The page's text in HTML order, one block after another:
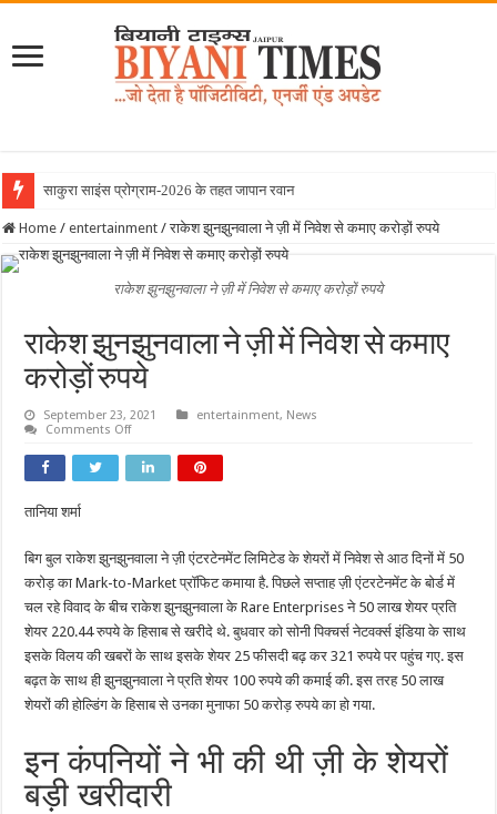
साकुरा साइंस प्रोग्राम-2026 के तहत जापान रवाना हुई बियानी ग
Home / entertainment / राकेश झुनझुनवाला ने ज़ी में निवेश से कमाए करोड़ों रुपये
राकेश झुनझुनवाला ने ज़ी में निवेश से कमाए करोड़ों रुपये
राकेश झुनझुनवाला ने ज़ी में निवेश से कमाए
करोड़ों रुपये
September 23, 2021 entertainment, News
Comments Offon
झुनझुनवाला
ज़ी
करोड़ों
तानिया शर्मा
बिग बुल राकेश झुनझुनवाला ने ज़ी एंटरटेनमेंट लिमिटेड के शेयरों में निवेश से आठ दिनों में 50
करोड़ का Mark-to-Market प्रॉफिट कमाया है. पिछले सप्ताह ज़ी एंटरटेनमेंट के बोर्ड में
चल रहे विवाद के बीच राकेश झुनझुनवाला के Rare Enterprises ने 50 लाख शेयर प्रति
शेयर 220.44 रुपये के हिसाब से खरीदे थे. बुधवार को सोनी पिक्चर्स नेटवर्क्स इंडिया के साथ
इसके विलय की खबरों के साथ इसके शेयर 25 फीसदी बढ़ कर 321 रुपये पर पहुंच गए. इस
बढ़त के साथ ही झुनझुनवाला ने प्रति शेयर 100 रुपये की कमाई की. इस तरह 50 लाख
शेयरों की होल्डिंग के हिसाब से उनका मुनाफा 50 करोड़ रुपये का हो गया.
इन कंपनियों ने भी की थी ज़ी के शेयरों
बड़ी खरीदारी